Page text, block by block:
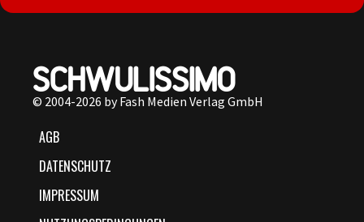
© 2004-2026 by Fash Medien Verlag GmbH
AGB
DATENSCHUTZ
IMPRESSUM